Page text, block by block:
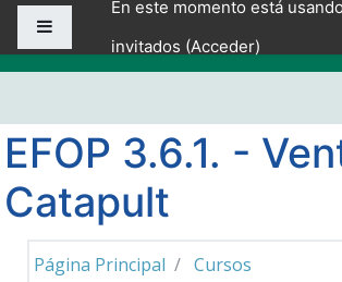
Salta al contenido principal
En este momento está
invitados (Acceder)
EFOP 3.6.1. -
Catapult
Página Principal
Cursos